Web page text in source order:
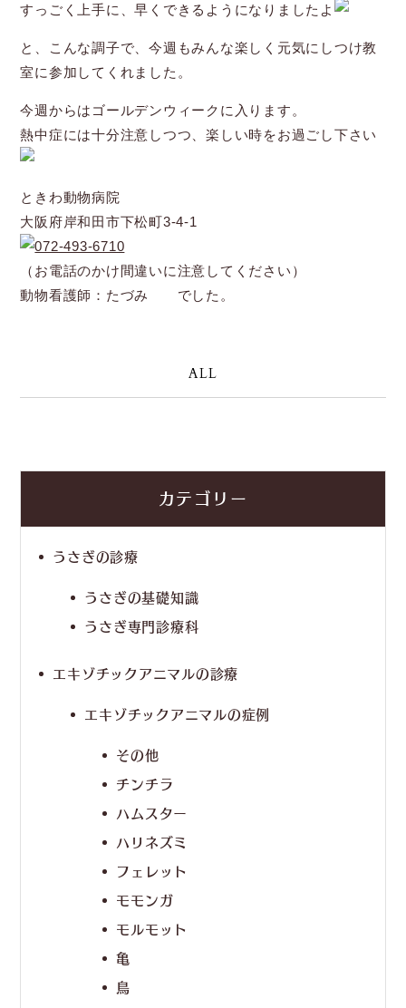
すっごく上手に、早くできるようになりましたよ
と、こんな調子で、今週もみんな楽しく元気にしつけ教
室に参加してくれました。
今週からはゴールデンウィークに入ります。
熱中症には十分注意しつつ、楽しい時をお過ごし下さい
ときわ動物病院
大阪府岸和田市下松町3-4-1
072-493-6710
（お電話のかけ間違いに注意してください）
動物看護師：たづみ でした。
ALL
カテゴリー
うさぎの診療
うさぎの基礎知識
うさぎ専門診療科
エキゾチックアニマルの診療
エキゾチックアニマルの症例
その他
チンチラ
ハムスター
ハリネズミ
フェレット
モモンガ
モルモット
亀
鳥